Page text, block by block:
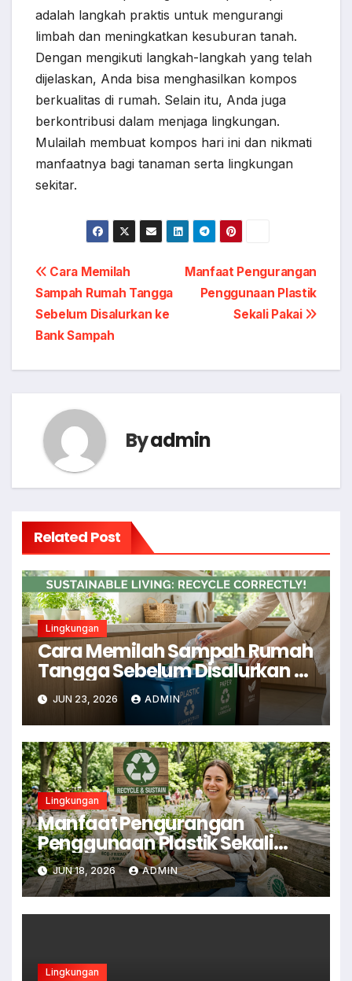
adalah langkah praktis untuk mengurangi
limbah dan meningkatkan kesuburan tanah.
Dengan mengikuti langkah-langkah yang telah
dijelaskan, Anda bisa menghasilkan kompos
berkualitas di rumah. Selain itu, Anda juga
berkontribusi dalam menjaga lingkungan.
Mulailah membuat kompos hari ini dan nikmati
manfaatnya bagi tanaman serta lingkungan
sekitar.
Navigasi
pos
Manfaat Pengurangan
Penggunaan Plastik
Sekali Pakai
Cara Memilah
Sampah Rumah Tangga
Sebelum Disalurkan ke
Bank Sampah
Byadmin
Related Post
Lingkungan
Cara Memilah Sampah Rumah
Tangga Sebelum Disalurkan ke
Bank Sampah
JUN 23, 2026 ADMIN
Lingkungan
Manfaat Pengurangan
Penggunaan Plastik Sekali
Pakai
JUN 18, 2026 ADMIN
Lingkungan